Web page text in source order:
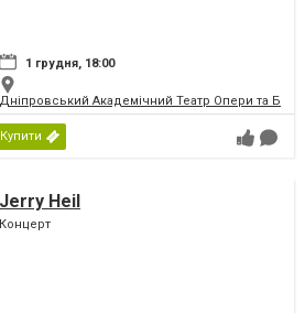
1 грудня, 18:00
Дніпровський Академічний Театр Опери та
Купити
Jerry Heil
Концерт